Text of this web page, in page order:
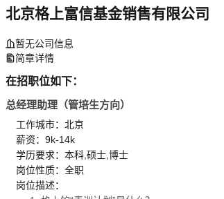
北京格上富信基金销售有限公司
暂无公司信息
简章详情
在招职位如下：
总经理助理（管培生方向）
工作城市：北京
薪资：9k-14k
学历要求：本科,硕士,博士
岗位性质：全职
岗位描述：